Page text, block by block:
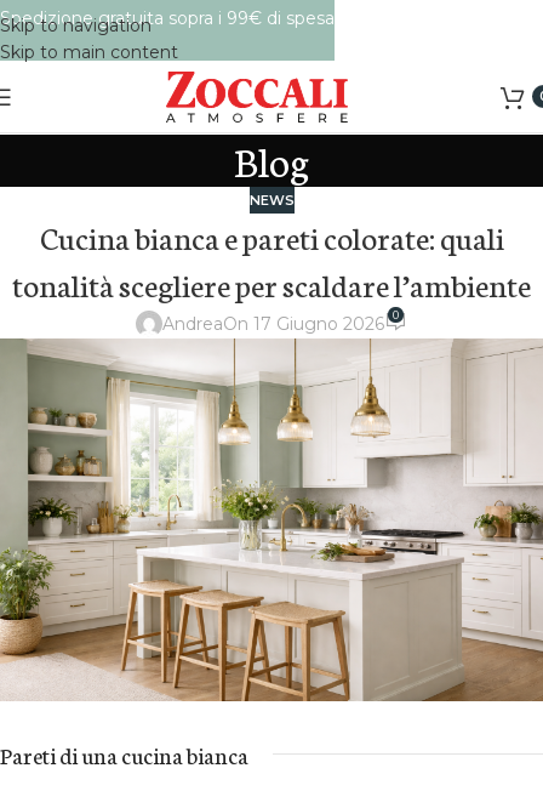
Skip to navigation
Skip to main content
Blog
NEWS
Cucina bianca e pareti colorate: quali
tonalità scegliere per scaldare l’ambiente
AndreaOn 17 Giugno 2026 0
Pareti di una cucina bianca
Spedizione gratuita sopra i 99€ di spesa